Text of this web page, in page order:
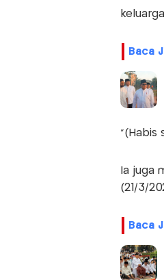
Baca
“(Habis
Ia juga
(21/3/
Baca